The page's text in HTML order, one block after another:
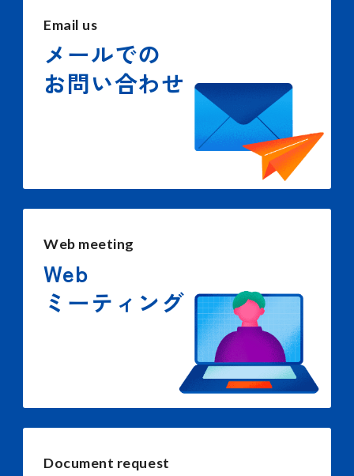
Email us
メールでの
お問い合わせ
Web meeting
Web
ミーティング
Document request